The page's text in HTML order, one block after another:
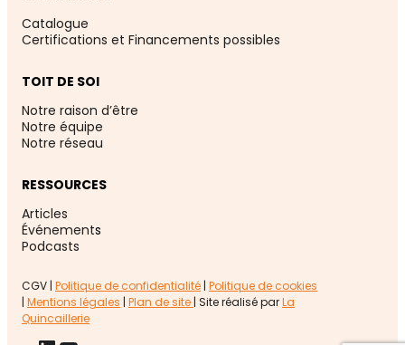
Catalogue
Certifications et Financements possibles
TOIT DE SOI
Notre raison d’être
Notre équipe
Notre réseau
RESSOURCES
Articles
Événements
Podcasts
CGV | Politique de confidentialité | Politique de cookies
| Mentions légales | Plan de site | Site réalisé parLa
Quincaillerie